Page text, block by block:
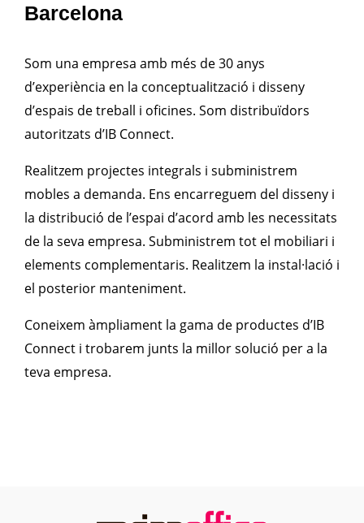
Barcelona
Som una empresa amb més de 30 anys
d’experiència en la conceptualització i disseny
d’espais de treball i oficines. Som distribuïdors
autoritzats d’IB Connect.
Realitzem projectes integrals i subministrem
mobles a demanda. Ens encarreguem del disseny i
la distribució de l’espai d’acord amb les necessitats
de la seva empresa. Subministrem tot el mobiliari i
elements complementaris. Realitzem la instal·lació i
el posterior manteniment.
Coneixem àmpliament la gama de productes d’IB
Connect i trobarem junts la millor solució per a la
teva empresa.